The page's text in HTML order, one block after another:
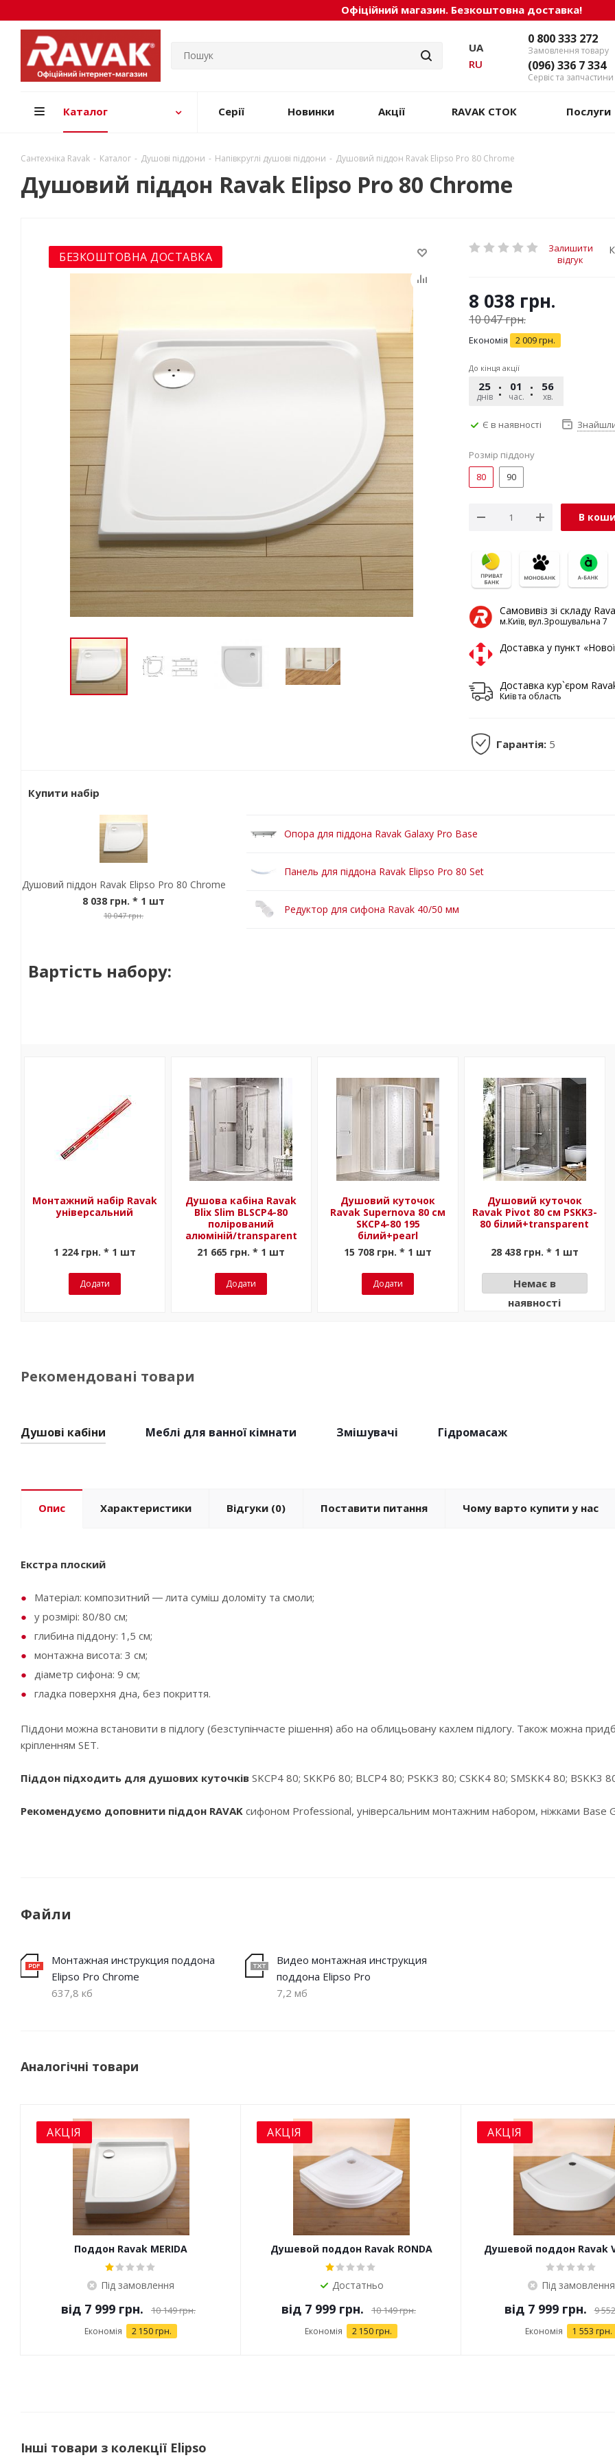
Офіційний магазин. Безкоштовна доставка!
0 800 333 272
Замовлення товару
(096) 336 7 334
Сервіс та запчастини
UA
RU
Каталог Серії Новинки Акції RAVAK СТОК Послуги
Сантехніка Ravak - Каталог - Душові піддони - Напівкруглі душові піддони - Душовий піддон Ravak Elipso Pro 80 Chrome
Душовий піддон Ravak Elipso Pro 80 Chrome
БЕЗКОШТОВНА ДОСТАВКА
Залишити
відгук
8 038 грн.
10 047грн.
Економія 2 009грн.
До кінця акції
25
днів
01
час.
56
хв.
Є в наявності
Розмір піддону
80
90
В
Самовивіз зі складу
м.Київ, вул.Зрошувальна 7
Доставка у пункт
Доставка кур`єром
Київ та область
Гарантія: 5
Купити набір
Душовий піддон Ravak Elipso Pro 80 Chrome
8 038 грн. * 1 шт
10 047 грн.
Опора для піддона Ravak Galaxy Pro Base
Панель для піддона Ravak Elipso Pro 80 Set
Редуктор для сифона Ravak 40/50 мм
Вартість набору:
Монтажний набір Ravak
універсальний
1 224 грн. * 1 шт
Додати
Душова кабіна Ravak
Blix Slim BLSCP4-80
полірований
алюміній/transparent
21 665 грн. * 1 шт
Додати
Душовий куточок
Ravak Supernova 80 см
SKCP4-80 195
білий+pearl
15 708 грн. * 1 шт
Додати
Душовий куточок
Ravak Pivot 80 см PSKK3-
80 білий+transparent
28 438 грн. * 1 шт
Немає в
наявності
Рекомендовані товари
Душові кабіни Меблі для ванної кімнати Змішувачі Гідромасаж
Опис Характеристики Відгуки (0) Поставити питання Чому варто купити у нас
Екстра плоский
Матеріал: композитний ― лита суміш доломіту та смоли;
у розмірі: 80/80 см;
глибина піддону: 1,5 см;
монтажна висота: 3 см;
діаметр сифона: 9 см;
гладка поверхня дна, без покриття.
Піддони можна встановити в підлогу (безступінчасте рішення) або на облицьовану кахлем підлогу. Також можна
кріпленням SET.
Піддон підходить для душових куточків SKCP4 80; SKKP6 80; BLCP4 80; PSKK3 80; CSKK4 80; SMSKK4 80; BSKK3
Рекомендуємо доповнити піддон RAVAK сифоном Professional, універсальним монтажним набором, ніжками Base
Файли
Монтажная инструкция поддона
Elipso Pro Chrome
637,8 кб
Видео монтажная инструкция
поддона Elipso Pro
7,2 мб
Аналогічні товари
АКЦІЯ
Поддон Ravak MERIDA
Під замовлення
від 7 999 грн. 10 149 грн.
Економія 2 150 грн.
АКЦІЯ
Душевой поддон Ravak RONDA
Достатньо
від 7 999 грн. 10 149 грн.
Економія 2 150 грн.
АКЦІЯ
Душевой поддон Ravak
(XAU0000035)
Під замовлення
від 7 999 грн. 9
Економія 1 553 грн.
Інші товари з колекції Elipso